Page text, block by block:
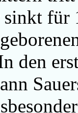
für
den